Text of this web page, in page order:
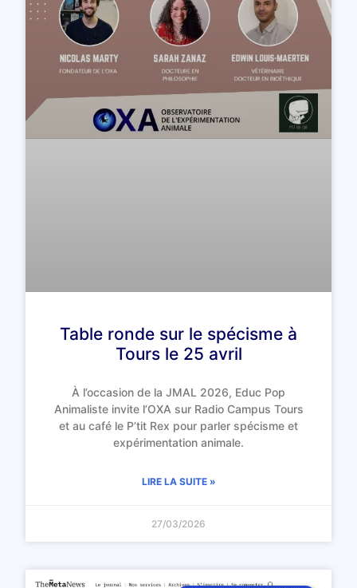
Table ronde sur le spécisme à
Tours le 25 avril
À l’occasion de la JMAL 2026, Educ Pop
Animaliste invite l’OXA sur Radio Campus Tours
et au café le P’tit Rex pour parler spécisme et
expérimentation animale.
LIRE LA SUITE »
27/03/2026